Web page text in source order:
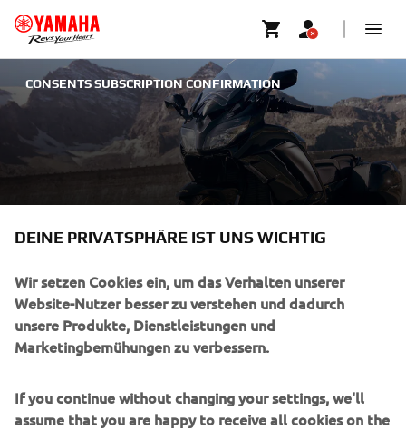
CONSENTS SUBSCRIPTION CONFIRMATION
UNTERNEHMEN
B2B
MEHR YAMAHA
DEINE PRIVATSPHÄRE IST UNS WICHTIG
Wir setzen Cookies ein, um das Verhalten unserer
Website-Nutzer besser zu verstehen und dadurch
unsere Produkte, Dienstleistungen und
Marketingbemühungen zu verbessern.
If you continue without changing your settings, we'll
assume that you are happy to receive all cookies on the